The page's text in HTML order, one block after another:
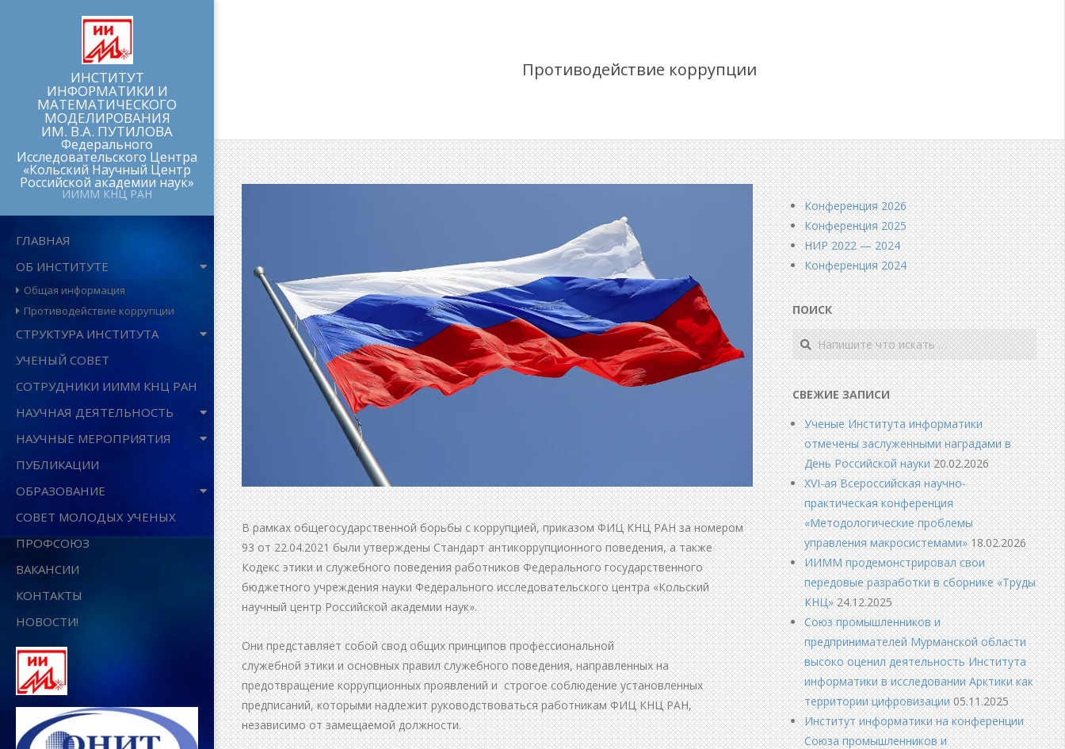
ИНСТИТУТ
ИНФОРМАТИКИ И
МАТЕМАТИЧЕСКОГО
МОДЕЛИРОВАНИЯ
ИМ. В.А. ПУТИЛОВА
Федерального
Исследовательского Центра
«Кольский Научный Центр
Российской академии наук»
ИИММ КНЦ РАН
Главное
меню
ГЛАВНАЯ
ОБ ИНСТИТУТЕ
Общая информация
Противодействие коррупции
СТРУКТУРА ИНСТИТУТА
УЧЕНЫЙ СОВЕТ
СОТРУДНИКИ ИИММ КНЦ РАН
НАУЧНАЯ ДЕЯТЕЛЬНОСТЬ
НАУЧНЫЕ МЕРОПРИЯТИЯ
ПУБЛИКАЦИИ
ОБРАЗОВАНИЕ
СОВЕТ МОЛОДЫХ УЧЕНЫХ
ПРОФСОЮЗ
ВАКАНСИИ
КОНТАКТЫ
НОВОСТИ!
Противодействие коррупции
В рамках общегосударственной борьбы с коррупцией, приказом ФИЦ КНЦ РАН за номером
93 от 22.04.2021 были утверждены Стандарт антикоррупционного поведения, а также
Кодекс этики и служебного поведения работников Федерального государственного
бюджетного учреждения науки Федерального исследовательского центра «Кольский
научный центр Российской академии наук».
Они представляет собой свод общих принципов профессиональной
служебной этики и основных правил служебного поведения, направленных на
предотвращение коррупционных проявлений и строгое соблюдение установленных
предписаний, которыми надлежит руководствоваться работникам ФИЦ КНЦ РАН,
независимо от замещаемой должности.
Конференция 2026
Конференция 2025
НИР 2022 — 2024
Конференция 2024
ПОИСК
Поиск
СВЕЖИЕ ЗАПИСИ
Ученые Института информатики
отмечены заслуженными наградами в
День Российской науки 20.02.2026
XVI-ая Всероссийская научно-
практическая конференция
«Методологические проблемы
управления макросистемами» 18.02.2026
ИИММ продемонстрировал свои
передовые разработки в сборнике «Труды
КНЦ» 24.12.2025
Союз промышленников и
предпринимателей Мурманской области
высоко оценил деятельность Института
информатики в исследовании Арктики как
территории цифровизации 05.11.2025
Институт информатики на конференции
Союза промышленников и